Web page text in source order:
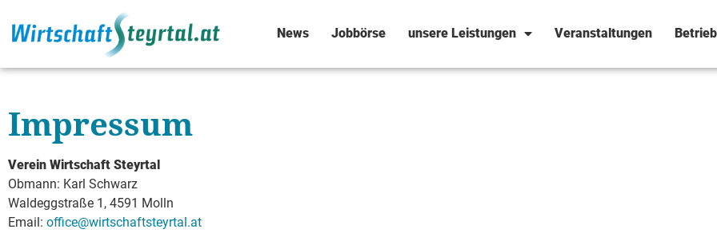
News Jobbörse unsere Leistungen Veranstaltungen
Impressum
Verein Wirtschaft Steyrtal
Obmann: Karl Schwarz
Waldeggstraße 1, 4591 Molln
Email: office@wirtschaftsteyrtal.at